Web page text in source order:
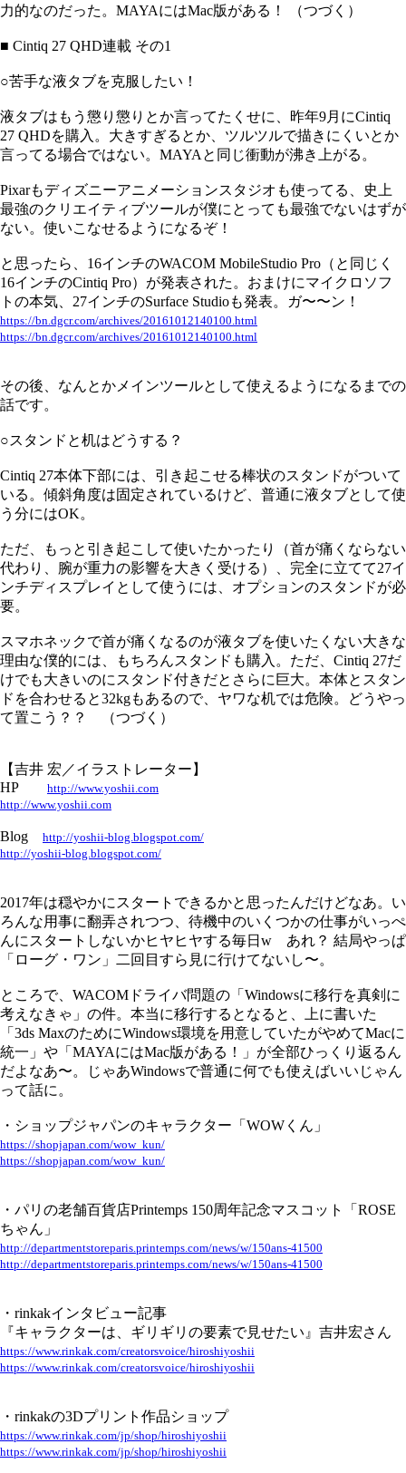
力的なのだった。MAYAにはMac版がある！ （つづく）
■ Cintiq 27 QHD連載 その1
○苦手な液タブを克服したい！
液タブはもう懲り懲りとか言ってたくせに、昨年9月にCintiq
27 QHDを購入。大きすぎるとか、ツルツルで描きにくいとか
言ってる場合ではない。MAYAと同じ衝動が沸き上がる。
Pixarもディズニーアニメーションスタジオも使ってる、史上
最強のクリエイティブツールが僕にとっても最強でないはずが
ない。使いこなせるようになるぞ！
と思ったら、16インチのWACOM MobileStudio Pro（と同じく
16インチのCintiq Pro）が発表された。おまけにマイクロソフ
トの本気、27インチのSurface Studioも発表。ガ〜〜ン！
https://bn.dgcr.com/archives/20161012140100.html
https://bn.dgcr.com/archives/20161012140100.html
その後、なんとかメインツールとして使えるようになるまでの
話です。
○スタンドと机はどうする？
Cintiq 27本体下部には、引き起こせる棒状のスタンドがついて
いる。傾斜角度は固定されているけど、普通に液タブとして使
う分にはOK。
ただ、もっと引き起こして使いたかったり（首が痛くならない
代わり、腕が重力の影響を大きく受ける）、完全に立てて27イ
ンチディスプレイとして使うには、オプションのスタンドが必
要。
スマホネックで首が痛くなるのが液タブを使いたくない大きな
理由な僕的には、もちろんスタンドも購入。ただ、Cintiq 27だ
けでも大きいのにスタンド付きだとさらに巨大。本体とスタン
ドを合わせると32kgもあるので、ヤワな机では危険。どうやっ
て置こう？？ （つづく）
【吉井 宏／イラストレーター】
HP http://www.yoshii.com
http://www.yoshii.com
Blog http://yoshii-blog.blogspot.com/
http://yoshii-blog.blogspot.com/
2017年は穏やかにスタートできるかと思ったんだけどなあ。い
ろんな用事に翻弄されつつ、待機中のいくつかの仕事がいっぺ
んにスタートしないかヒヤヒヤする毎日w あれ？ 結局やっぱ
「ローグ・ワン」二回目すら見に行けてないし〜。
ところで、WACOMドライバ問題の「Windowsに移行を真剣に
考えなきゃ」の件。本当に移行するとなると、上に書いた
「3ds MaxのためにWindows環境を用意していたがやめてMacに
統一」や「MAYAにはMac版がある！」が全部ひっくり返るん
だよなあ〜。じゃあWindowsで普通に何でも使えばいいじゃん
って話に。
・ショップジャパンのキャラクター「WOWくん」
https://shopjapan.com/wow_kun/
https://shopjapan.com/wow_kun/
・パリの老舗百貨店Printemps 150周年記念マスコット「ROSE
ちゃん」
http://departmentstoreparis.printemps.com/news/w/150ans-41500
http://departmentstoreparis.printemps.com/news/w/150ans-41500
・rinkakインタビュー記事
『キャラクターは、ギリギリの要素で見せたい』吉井宏さん
https://www.rinkak.com/creatorsvoice/hiroshiyoshii
https://www.rinkak.com/creatorsvoice/hiroshiyoshii
・rinkakの3Dプリント作品ショップ
https://www.rinkak.com/jp/shop/hiroshiyoshii
https://www.rinkak.com/jp/shop/hiroshiyoshii